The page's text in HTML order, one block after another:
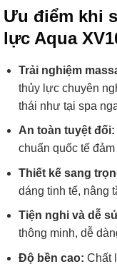
Ưu điểm khi
lực Aqua
Trải nghiệm
thủy lực chuyên
thái như tại spa
An toàn tuyệt đối:
chuẩn quốc tế
Thiết kế sang
dáng tinh tế, nâng
Tiện nghi và dễ
thông minh, dễ
Độ bền cao: Chất